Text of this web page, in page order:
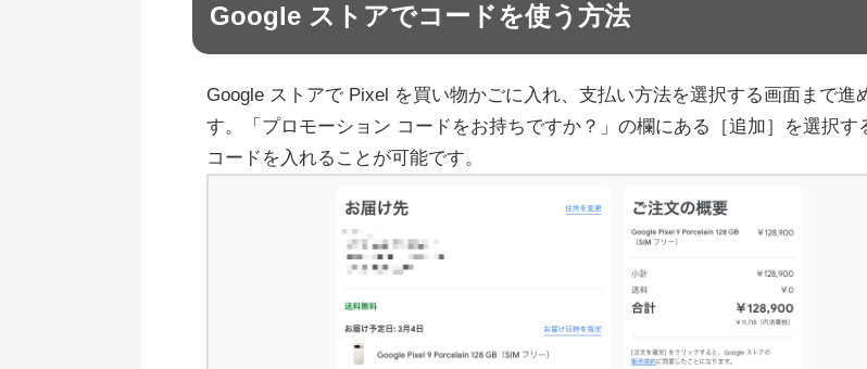
Google ストアでコードを使う方法
Google ストアで Pixel を買い物かごに入れ、支払い方法を選択する画面まで進
す。「プロモーション コードをお持ちですか？」の欄にある［追加］を選択す
コードを入れることが可能です。